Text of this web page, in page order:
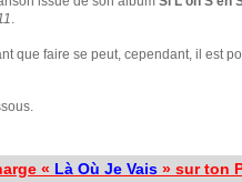
.
que faire se peut, cependant, il est
« Là Où Je Vais » sur ton